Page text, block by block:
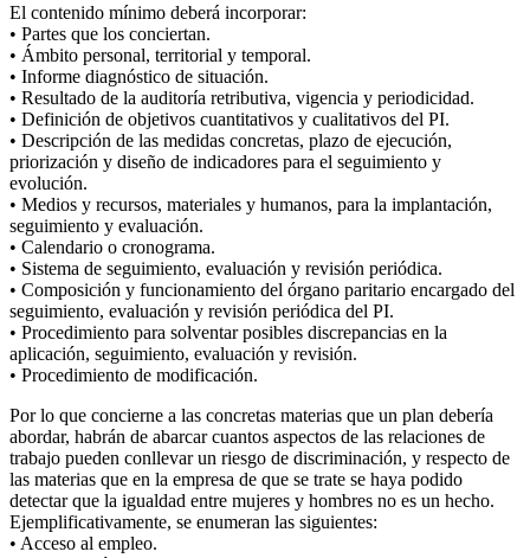
El contenido mínimo deberá incorporar:
• Partes que los conciertan.
• Ámbito personal, territorial y temporal.
• Informe diagnóstico de situación.
• Resultado de la auditoría retributiva, vigencia y periodicidad.
• Definición de objetivos cuantitativos y cualitativos del PI.
• Descripción de las medidas concretas, plazo de ejecución,
priorización y diseño de indicadores para el seguimiento y
evolución.
• Medios y recursos, materiales y humanos, para la implantación,
seguimiento y evaluación.
• Calendario o cronograma.
• Sistema de seguimiento, evaluación y revisión periódica.
• Composición y funcionamiento del órgano paritario encargado del
seguimiento, evaluación y revisión periódica del PI.
• Procedimiento para solventar posibles discrepancias en la
aplicación, seguimiento, evaluación y revisión.
• Procedimiento de modificación.
Por lo que concierne a las concretas materias que un plan debería
abordar, habrán de abarcar cuantos aspectos de las relaciones de
trabajo pueden conllevar un riesgo de discriminación, y respecto de
las materias que en la empresa de que se trate se haya podido
detectar que la igualdad entre mujeres y hombres no es un hecho.
Ejemplificativamente, se enumeran las siguientes:
• Acceso al empleo.